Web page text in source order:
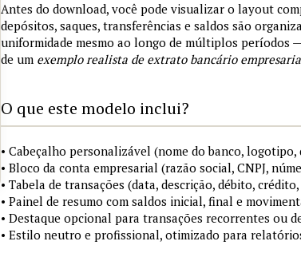
Antes do download, você pode visualizar o layout
depósitos, saques, transferências e saldos são
uniformidade mesmo ao longo de múltiplos períodos
de um exemplo realista de extrato bancário
O que este modelo inclui?
• Cabeçalho personalizável (nome do banco,
• Bloco da conta empresarial (razão social, CNPJ,
• Tabela de transações (data, descrição, débito,
• Painel de resumo com saldos inicial, final e
• Destaque opcional para transações recorrentes ou
• Estilo neutro e profissional, otimizado para